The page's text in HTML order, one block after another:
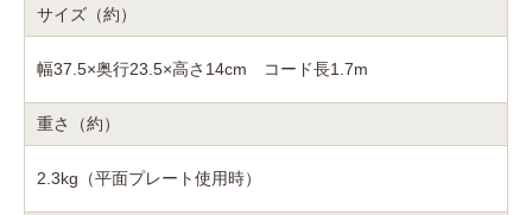
サイズ（約）
幅37.5×奥行23.5×高さ14cm コード長1.7m
重さ（約）
2.3kg（平面プレート使用時）